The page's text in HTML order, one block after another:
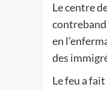
Le centre
en
des
Le feu a